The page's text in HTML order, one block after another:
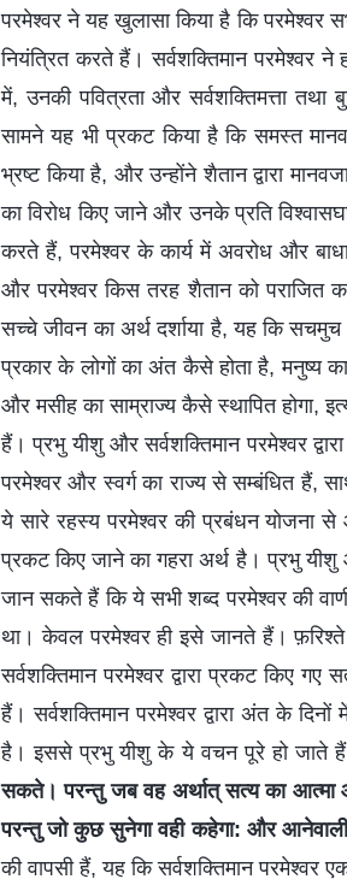
परमेश्वर ने यह खुलासा किया है कि
नियंत्रित करते हैं। सर्वशक्तिमान परमेश्वर
में, उनकी पवित्रता और सर्वशक्तिमत्ता तथा
सामने यह भी प्रकट किया है कि समस्त
भ्रष्ट किया है, और उन्होंने शैतान द्वारा
का विरोध किए जाने और उनके प्रति
करते हैं, परमेश्वर के कार्य में अवरोध और
और परमेश्वर किस तरह शैतान को पराजित
सच्चे जीवन का अर्थ दर्शाया है, यह कि
प्रकार के लोगों का अंत कैसे होता है, मनुष्य
और मसीह का साम्राज्य कैसे स्थापित होगा,
हैं। प्रभु यीशु और सर्वशक्तिमान परमेश्वर
परमेश्वर और स्वर्ग का राज्य से सम्बंधित हैं,
ये सारे रहस्य परमेश्वर की प्रबंधन योजना से
प्रकट किए जाने का गहरा अर्थ है। प्रभु यीशु
जान सकते हैं कि ये सभी शब्द परमेश्वर की
था। केवल परमेश्वर ही इसे जानते हैं।
सर्वशक्तिमान परमेश्वर द्वारा प्रकट किए
हैं। सर्वशक्तिमान परमेश्वर द्वारा अंत के दिनों
है। इससे प्रभु यीशु के ये वचन पूरे हो जाते
सकते। परन्तु जब वह अर्थात् सत्य का आत्मा
परन्तु जो कुछ सुनेगा वही कहेगा: और आनेवाली
की वापसी हैं, यह कि सर्वशक्तिमान परमेश्वर